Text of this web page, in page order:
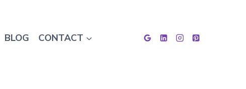
BLOG CONTACT